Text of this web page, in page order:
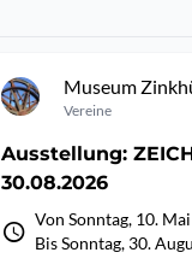
Museum
Vereine
Ausstellung:
30.08.2026
Von Sonntag, 10.
Bis Sonntag, 30.